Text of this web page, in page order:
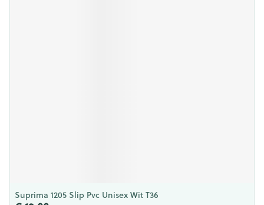
Suprima 1205 Slip Pvc Unisex Wit T36